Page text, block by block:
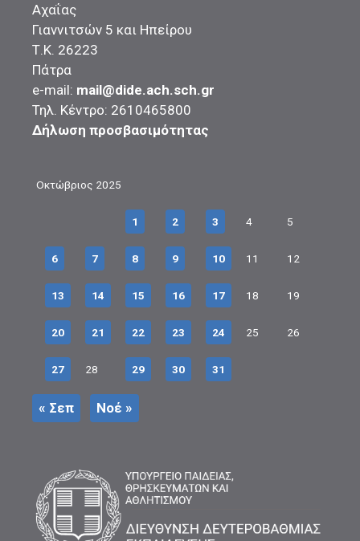
Αχαΐας
Γιαννιτσών 5 και Ηπείρου
Τ.Κ. 26223
Πάτρα
e-mail: mail@dide.ach.sch.gr
Τηλ. Κέντρο: 2610465800
Δήλωση προσβασιμότητας
Οκτώβριος 2025
1 2 3 4 5
6 7 8 9 10 11 12
13 14 15 16 17 18 19
20 21 22 23 24 25 26
27 28 29 30 31
« Σεπ Νοέ »